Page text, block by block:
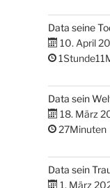
Data seine
10. April
Data sein
18. März
27Minuten
Data sein
1. März